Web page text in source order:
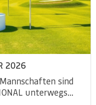
2026
sind
unterwegs...